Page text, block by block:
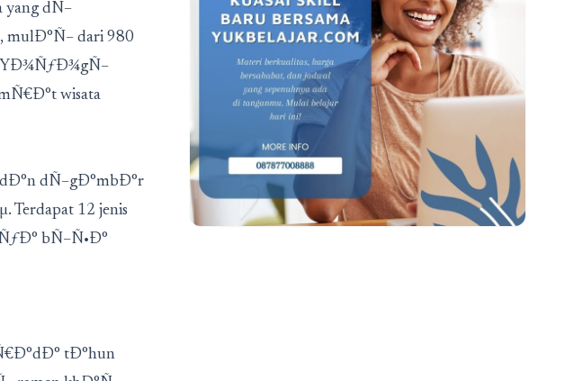
dÑ–
mulÐ°Ñ– dari 980
YÐ¾ÑƒÐ¾gÑ–
wisata
dÑ–gÐ°mbÐ°r
12 jenis
bÑ–Ñ•Ð°
tÐ°hun